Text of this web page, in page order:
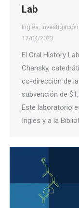
Lab
Inglés Investigación
17/04/2023
El Oral History
Chansky,
co-dirección de
subvención de
Este laboratorio
Ingles y a la